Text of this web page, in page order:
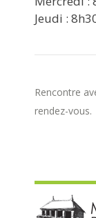
Jeudi :
Rencontre
rendez-vous.